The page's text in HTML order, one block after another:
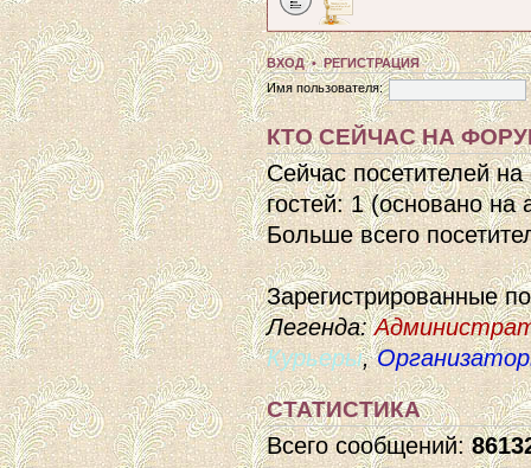
ВХОД•РЕГИСТРАЦИЯ
Имя пользователя:
КТО СЕЙЧАС НА
Сейчас посетителей
гостей: 1 (основано на
Больше всего
Зарегистрированные
Легенда:
Курьеры,
СТАТИСТИКА
Всего сообщений: